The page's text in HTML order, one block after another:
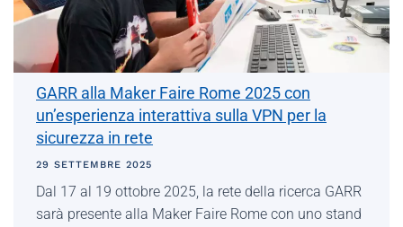
GARR alla Maker Faire Rome 2025 con
un’esperienza interattiva sulla VPN per la
sicurezza in rete
29 SETTEMBRE 2025
Dal 17 al 19 ottobre 2025, la rete della ricerca GARR
sarà presente alla Maker Faire Rome con uno stand